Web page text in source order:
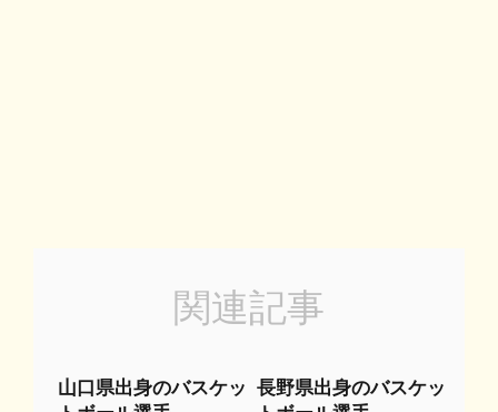
関連記事
山口県出身のバスケッ 長野県出身のバスケッ